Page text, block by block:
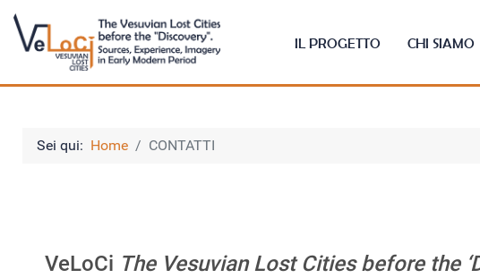
IL PROGETTO CHI SIAMO
Sei qui: Home CONTATTI
VeLoCi The Vesuvian Lost Cities before the